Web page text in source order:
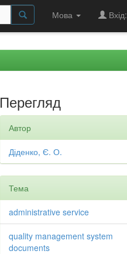
Мова Вхід:
Перегляд
Автор
Діденко, Є. О.
Тема
administrative service
quality management system
documents